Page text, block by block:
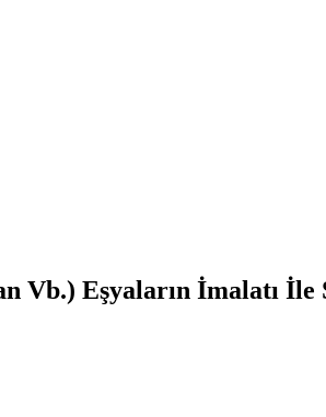
Vb.) Eşyaların İmalatı İle